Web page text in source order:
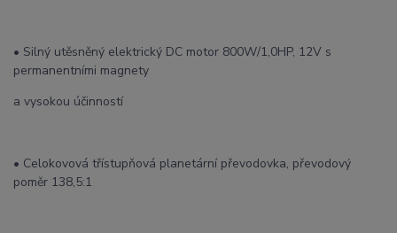
• Silný utěsněný elektrický DC motor 800W/1,0HP, 12V s
permanentními magnety
a vysokou účinností
• Celokovová třístupňová planetární převodovka, převodový
poměr 138,5:1